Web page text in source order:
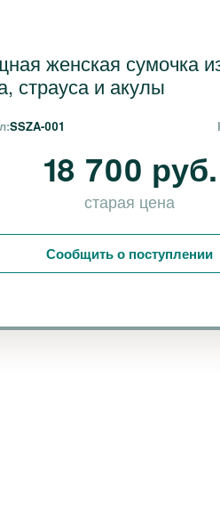
женская сумочка
страуса и акулы
SSZA-001
18 700 руб.
старая цена
Сообщить о поступлении